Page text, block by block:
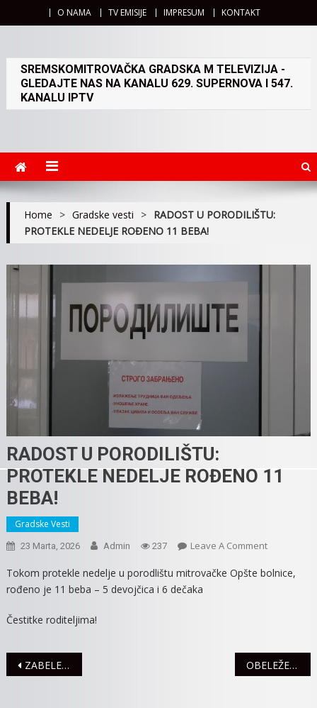
O NAMA TV EMISIJE IMPRESUM KONTAKT
SREMSKOMITROVAČKA GRADSKA M TELEVIZIJA -
GLEDAJTE NAS NA KANALU 629. SUPERNOVA I 547.
KANALU IPTV
Home > Gradske vesti > RADOST U PORODILIŠTU:
PROTEKLE NEDELJE ROĐENO 11 BEBA!
RADOST U PORODILIŠTU:
PROTEKLE NEDELJE ROĐENO 11
BEBA!
Gradske Vesti
23 Marta, 2026 Admin 237 Leave A CommentOn
U
11
BEBA!
Tokom protekle nedelje u porodlištu mitrovačke Opšte bolnice,
rođeno je 11 beba – 5 devojčica i 6 dečaka
Čestitke roditeljima!
Navigacija
ZABELEŽENE 2 SAOBRAĆAJNE NEZGODE OBELEŽEN SVETSKI DAN VODE